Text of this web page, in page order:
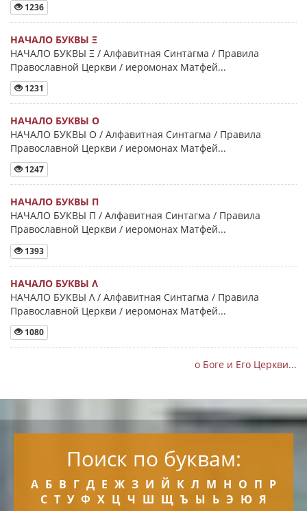
1236
НАЧАЛО БУКВЫ Ξ
НАЧАЛО БУКВЫ Ξ / Алфавитная Синтагма / Правила
Православной Церкви / иеромонах Матфей...
1231
НАЧАЛО БУКВЫ Ο
НАЧАЛО БУКВЫ Ο / Алфавитная Синтагма / Правила
Православной Церкви / иеромонах Матфей...
1247
НАЧАЛО БУКВЫ Π
НАЧАЛО БУКВЫ Π / Алфавитная Синтагма / Правила
Православной Церкви / иеромонах Матфей...
1393
НАЧАЛО БУКВЫ Λ
НАЧАЛО БУКВЫ Λ / Алфавитная Синтагма / Правила
Православной Церкви / иеромонах Матфей...
1080
о Боге и Его Церкви...
Поиск по буквам:
А Б В Г Д Е Ж З И Й К Л М Н О П Р
С Т У Ф Х Ц Ч Ш Щ Ъ Ы Ь Э Ю Я